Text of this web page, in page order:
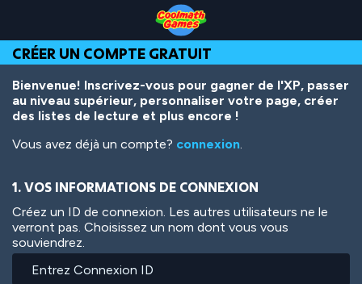
Top
of
Page
Navigation
Main
Content
Footer
contenu
principal
CRÉER UN COMPTE GRATUIT
Bienvenue! Inscrivez-vous pour gagner de l'XP, passer
au niveau supérieur, personnaliser votre page, créer
des listes de lecture et plus encore !
Vous avez déjà un compte? connexion.
1. VOS INFORMATIONS DE CONNEXION
Créez un ID de connexion. Les autres utilisateurs ne le
verront pas. Choisissez un nom dont vous vous
souviendrez.